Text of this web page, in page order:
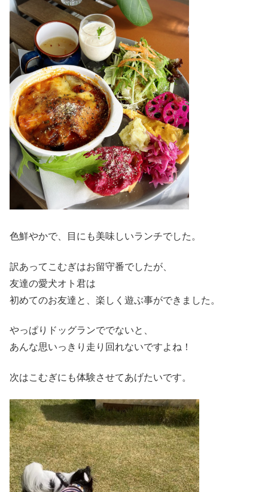
色鮮やかで、目にも美味しいランチでした。
訳あってこむぎはお留守番でしたが、
友達の愛犬オト君は
初めてのお友達と、楽しく遊ぶ事ができました。
やっぱりドッグランででないと、
あんな思いっきり走り回れないですよね！
次はこむぎにも体験させてあげたいです。